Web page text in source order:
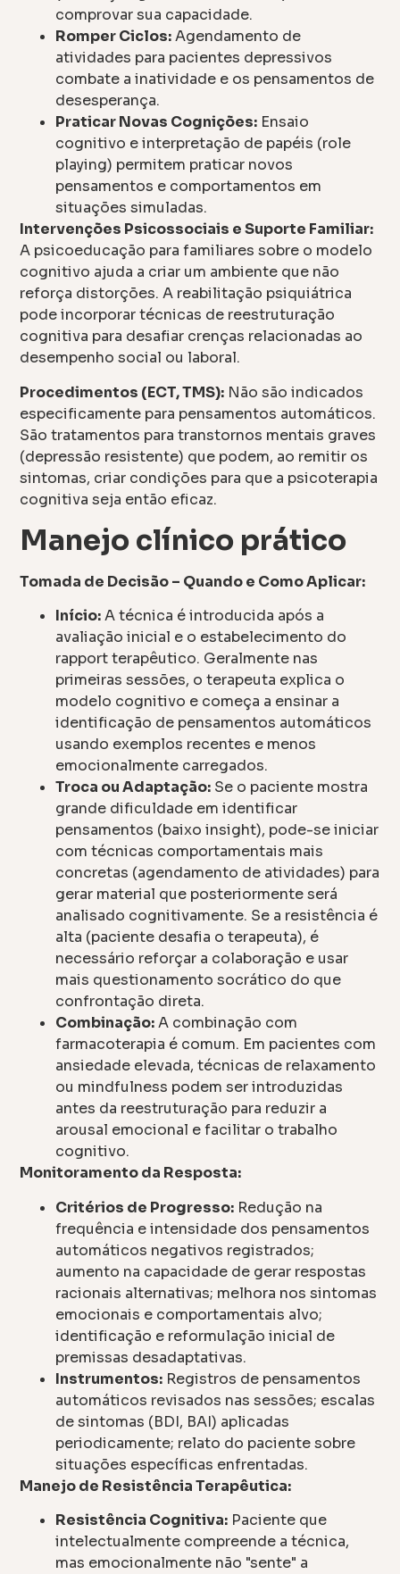
comprovar sua capacidade.
Romper Ciclos:Agendamento de
atividades para pacientes depressivos
combate a inatividade e os pensamentos de
desesperança.
Praticar Novas Cognições: Ensaio
cognitivo e interpretação de papéis (role
playing) permitem praticar novos
pensamentos e comportamentos em
situações simuladas.
Intervenções Psicossociais e Suporte Familiar:
A psicoeducação para familiares sobre o modelo
cognitivo ajuda a criar um ambiente que não
reforça distorções. A reabilitação psiquiátrica
pode incorporar técnicas de reestruturação
cognitiva para desafiar crenças relacionadas ao
desempenho social ou laboral.
Procedimentos (ECT, TMS): Não são indicados
especificamente para pensamentos automáticos.
São tratamentos para transtornos mentais graves
(depressão resistente) que podem, ao remitir os
sintomas, criar condições para que a psicoterapia
cognitiva seja então eficaz.
Manejo clínico prático
Tomada de Decisão – Quando e Como Aplicar:
Início:A técnica é introducida após a
avaliação inicial e o estabelecimento do
rapport terapêutico. Geralmente nas
primeiras sessões, o terapeuta explica o
modelo cognitivo e começa a ensinar a
identificação de pensamentos automáticos
usando exemplos recentes e menos
emocionalmente carregados.
Troca ou Adaptação: Se o paciente mostra
grande dificuldade em identificar
pensamentos (baixo insight), pode-se iniciar
com técnicas comportamentais mais
concretas (agendamento de atividades) para
gerar material que posteriormente será
analisado cognitivamente. Se a resistência é
alta (paciente desafia o terapeuta), é
necessário reforçar a colaboração e usar
mais questionamento socrático do que
confrontação direta.
Combinação:A combinação com
farmacoterapia é comum. Em pacientes com
ansiedade elevada, técnicas de relaxamento
ou mindfulness podem ser introduzidas
antes da reestruturação para reduzir a
arousal emocional e facilitar o trabalho
cognitivo.
Monitoramento da Resposta:
Critérios de Progresso: Redução na
frequência e intensidade dos pensamentos
automáticos negativos registrados;
aumento na capacidade de gerar respostas
racionais alternativas; melhora nos sintomas
emocionais e comportamentais alvo;
identificação e reformulação inicial de
premissas desadaptativas.
Instrumentos: Registros de pensamentos
automáticos revisados nas sessões; escalas
de sintomas (BDI, BAI) aplicadas
periodicamente; relato do paciente sobre
situações específicas enfrentadas.
Manejo de Resistência Terapêutica:
Resistência Cognitiva: Paciente que
intelectualmente compreende a técnica,
mas emocionalmente não "sente" a